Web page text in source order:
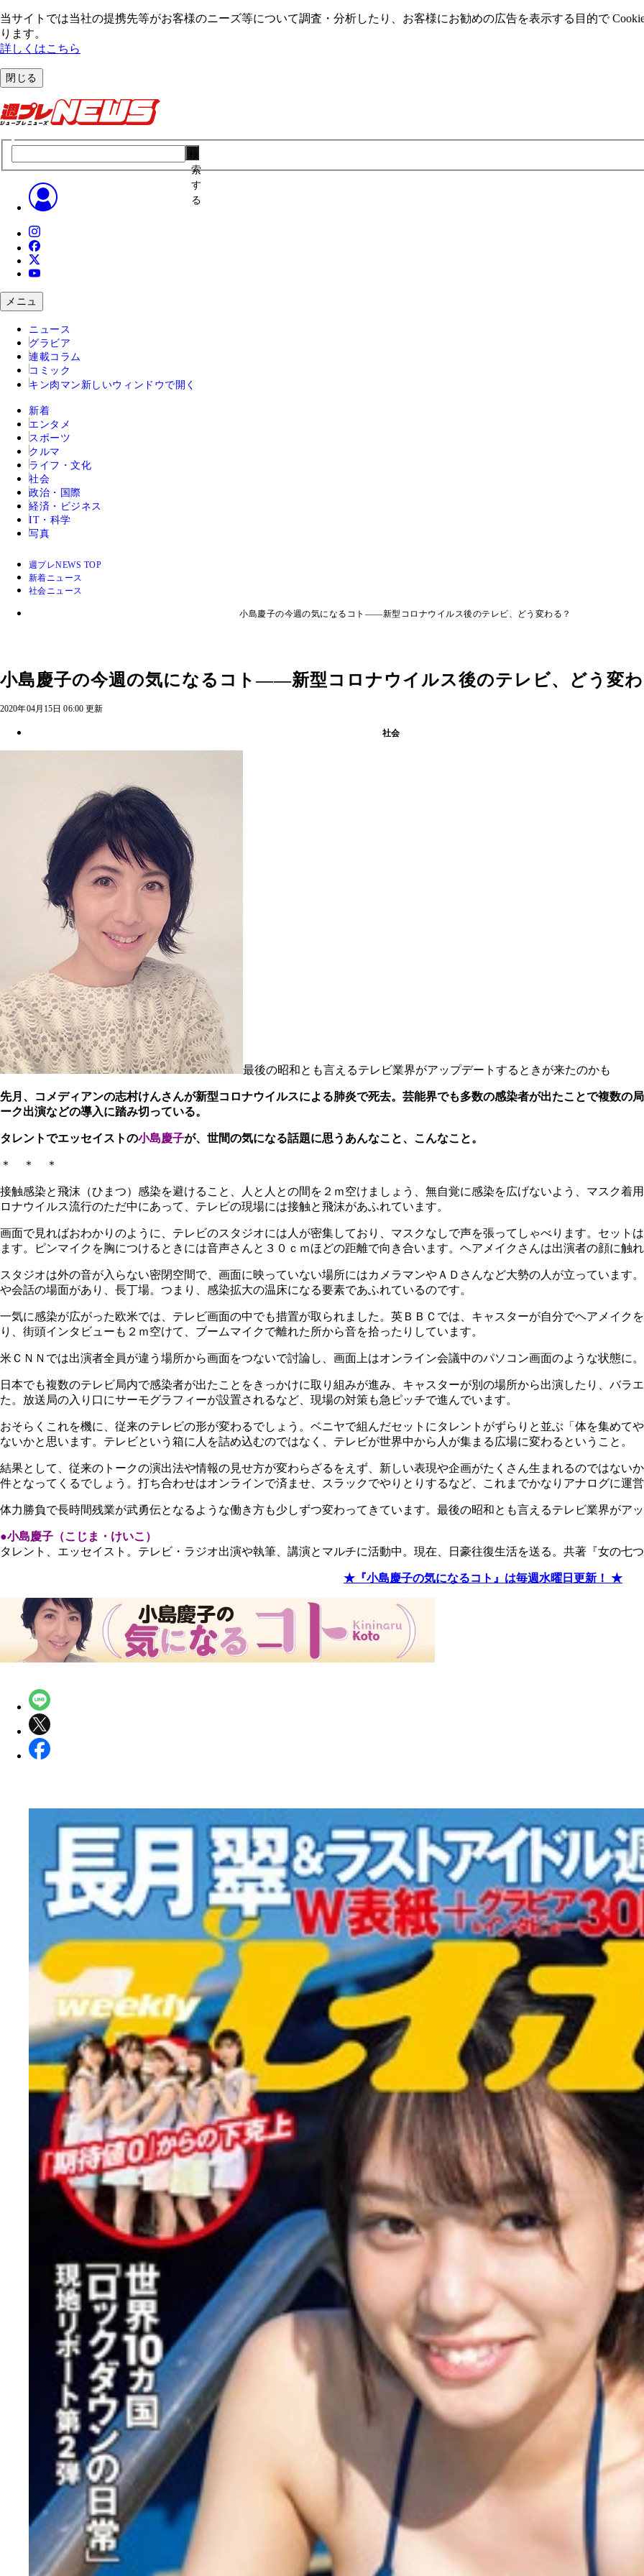
当サイトでは当社の提携先等がお客様のニーズ等について調査・分析したり、お客様にお勧めの広告を表⽰する⽬的で
ります。
詳しくはこちら
閉じる
索
す
る
メニュ
ニュース
グラビア
連載コラム
コミック
キン肉マン 新しいウィンドウで開く
新着
エンタメ
スポーツ
クルマ
ライフ・文化
社会
政治・国際
経済・ビジネス
IT・科学
写真
週プレNEWS TOP
新着ニュース
社会ニュース
小島慶子の今週の気になるコト――新型コロナウイルス後のテレビ、どう変わる？
小島慶子の今週の気になるコト――新型コロナウイルス後のテレビ、どう変
2020年04月15日 06:00 更新
社会
最後の昭和とも言えるテレビ業界がアップデートするときが来たのかも
先月、コメディアンの志村けんさんが新型コロナウイルスによる肺炎で死去。芸能界でも多数の感染者が出たことで複数の
ーク出演などの導入に踏み切っている。
タレントでエッセイストの小島慶子が、世間の気になる話題に思うあんなこと、こんなこと。
＊ ＊ ＊
接触感染と飛沫（ひまつ）感染を避けること、人と人との間を２ｍ空けましょう、無自覚に感染を広げないよう、マスク着
ロナウイルス流行のただ中にあって、テレビの現場には接触と飛沫があふれています。
画面で見ればおわかりのように、テレビのスタジオには人が密集しており、マスクなしで声を張ってしゃべります。セット
ます。ピンマイクを胸につけるときには音声さんと３０ｃｍほどの距離で向き合います。ヘアメイクさんは出演者の顔に触
スタジオは外の音が入らない密閉空間で、画面に映っていない場所にはカメラマンやＡＤさんなど大勢の人が立っています
や会話の場面があり、長丁場。つまり、感染拡大の温床になる要素であふれているのです。
一気に感染が広がった欧米では、テレビ画面の中でも措置が取られました。英ＢＢＣでは、キャスターが自分でヘアメイク
り、街頭インタビューも２ｍ空けて、ブームマイクで離れた所から音を拾ったりしています。
米ＣＮＮでは出演者全員が違う場所から画面をつないで討論し、画面上はオンライン会議中のパソコン画面のような状態に
日本でも複数のテレビ局内で感染者が出たことをきっかけに取り組みが進み、キャスターが別の場所から出演したり、バラ
た。放送局の入り口にサーモグラフィーが設置されるなど、現場の対策も急ピッチで進んでいます。
おそらくこれを機に、従来のテレビの形が変わるでしょう。ベニヤで組んだセットにタレントがずらりと並ぶ「体を集めて
ないかと思います。テレビという箱に人を詰め込むのではなく、テレビが世界中から人が集まる広場に変わるということ。
結果として、従来のトークの演出法や情報の見せ方が変わらざるをえず、新しい表現や企画がたくさん生まれるのではない
件となってくるでしょう。打ち合わせはオンラインで済ませ、スラックでやりとりするなど、これまでかなりアナログに運
体力勝負で長時間残業が武勇伝となるような働き方も少しずつ変わってきています。最後の昭和とも言えるテレビ業界がア
●小島慶子（こじま・けいこ）
タレント、エッセイスト。テレビ・ラジオ出演や執筆、講演とマルチに活動中。現在、日豪往復生活を送る。共著『女の七
★『小島慶子の気になるコト』は毎週水曜日更新！ ★